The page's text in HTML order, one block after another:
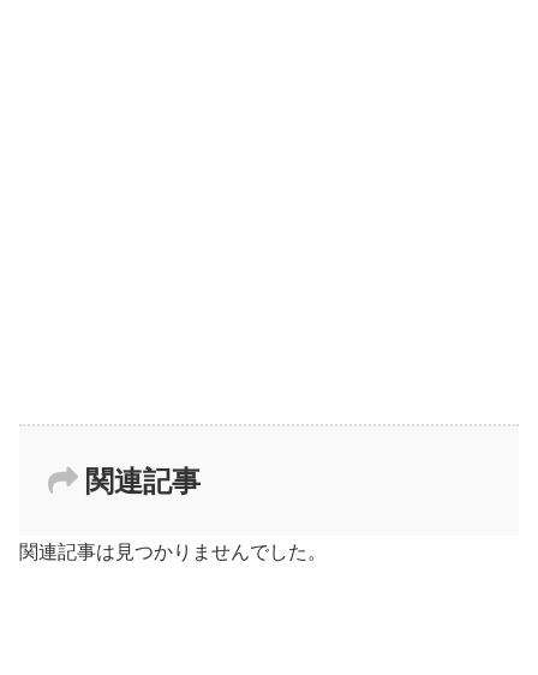
関連記事
関連記事は見つかりませんでした。